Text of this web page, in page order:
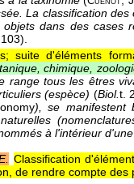
La classification
dans des cases
suite d'éléments
chimique,
range tous les êtres
(espèce) (Biol.t. 2
), se manifestent
à l'intérieur
Classification
de rendre compte des